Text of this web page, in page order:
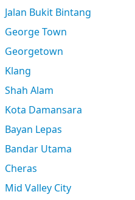
Jalan Bukit Bintang
George Town
Georgetown
Klang
Shah Alam
Kota Damansara
Bayan Lepas
Bandar Utama
Cheras
Mid Valley City